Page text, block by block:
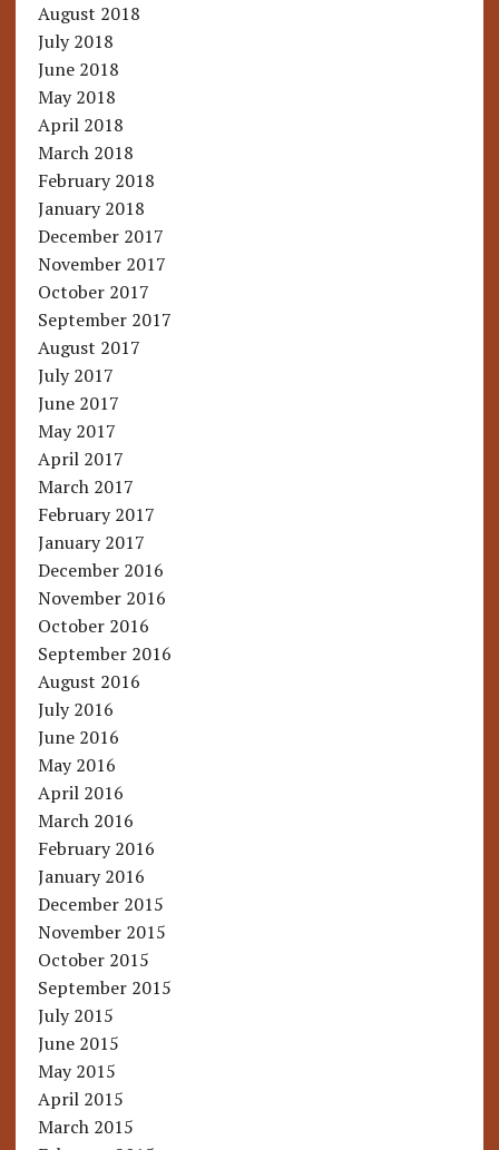
August 2018
July 2018
June 2018
May 2018
April 2018
March 2018
February 2018
January 2018
December 2017
November 2017
October 2017
September 2017
August 2017
July 2017
June 2017
May 2017
April 2017
March 2017
February 2017
January 2017
December 2016
November 2016
October 2016
September 2016
August 2016
July 2016
June 2016
May 2016
April 2016
March 2016
February 2016
January 2016
December 2015
November 2015
October 2015
September 2015
July 2015
June 2015
May 2015
April 2015
March 2015